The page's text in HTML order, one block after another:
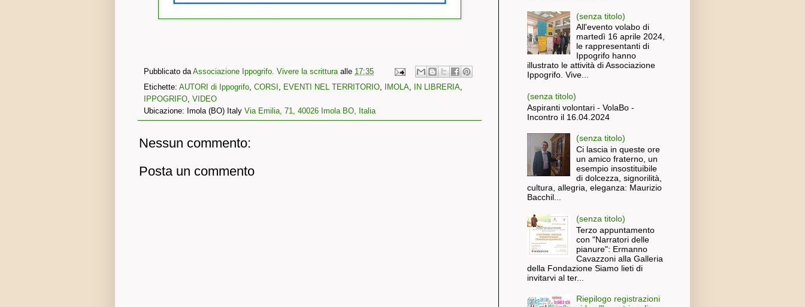
Pubblicato da Associazione Ippogrifo. Vivere la scrittura alle 17:35
Etichette: AUTORI di Ippogrifo, CORSI , EVENTI NEL TERRITORIO, IMOLA, IN LIBRERIA,
IPPOGRIFO, VIDEO
Ubicazione: Imola (BO) Italy Via Emilia, 71, 40026 Imola BO, Italia
Nessun commento:
Posta un commento
(senza titolo)
All'evento volabo di
martedì 16 aprile 2024,
le rappresentanti di
Ippogrifo hanno
illustrato le attività di Associazione
Ippogrifo. Vive...
(senza titolo)
Aspiranti volontari - VolaBo -
Incontro il 16.04.2024
(senza titolo)
Ci lascia in queste ore
un amico fraterno, un
esempio insostituibile
di dolcezza, signorilità,
cultura, allegria, eleganza: Maurizio
Bacchil...
(senza titolo)
Terzo appuntamento
con "Narratori delle
pianure": Ermanno
Cavazzoni alla Galleria
della Fondazione Siamo lieti di
invitarvi al ter...
Riepilogo registrazioni